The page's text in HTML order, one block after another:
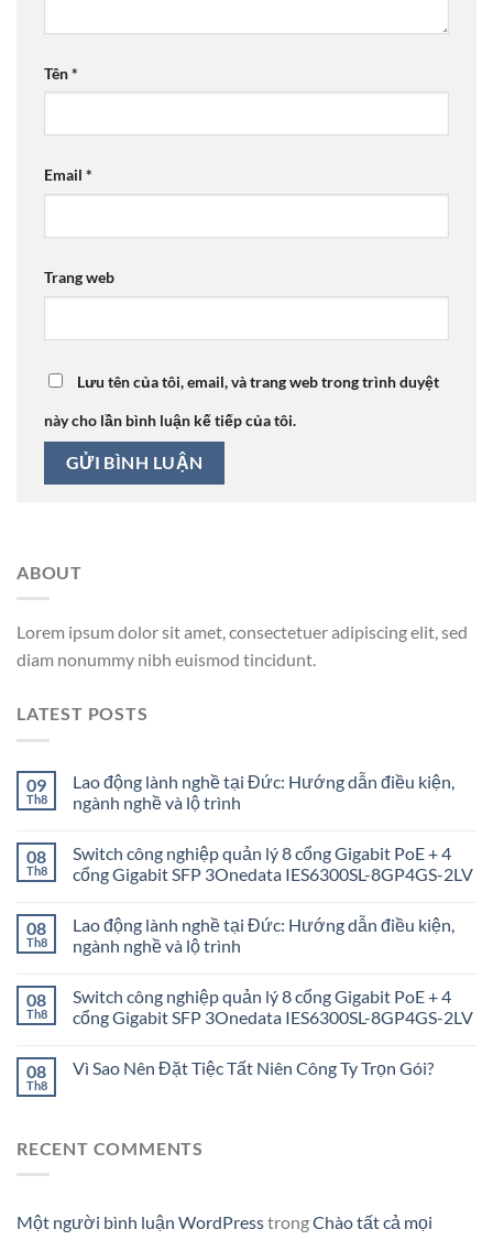
Tên*
Email *
Trang web
Lưu tên của tôi, email, và trang web trong trình duyệt
này cho lần bình luận kế tiếp của tôi.
ABOUT
Lorem ipsum dolor sit amet, consectetuer adipiscing elit, sed
diam nonummy nibh euismod tincidunt.
LATEST POSTS
09
Th8
Lao động lành nghề tại Đức: Hướng dẫn điều kiện,
ngành nghề và lộ trình
08
Th8
Switch công nghiệp quản lý 8 cổng Gigabit PoE + 4
cổng Gigabit SFP 3Onedata IES6300SL-8GP4GS-2LV
08
Th8
Lao động lành nghề tại Đức: Hướng dẫn điều kiện,
ngành nghề và lộ trình
08
Th8
Switch công nghiệp quản lý 8 cổng Gigabit PoE + 4
cổng Gigabit SFP 3Onedata IES6300SL-8GP4GS-2LV
08
Th8
Vì Sao Nên Đặt Tiệc Tất Niên Công Ty Trọn Gói?
RECENT COMMENTS
Một người bình luận WordPresstrongChào tất cả mọi